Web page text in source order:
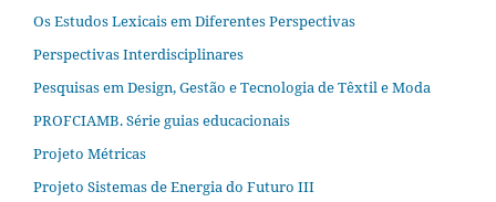
Os Estudos Lexicais em Diferentes Perspectivas
Perspectivas Interdisciplinares
Pesquisas em Design, Gestão e Tecnologia de Têxtil e Moda
PROFCIAMB. Série guias educacionais
Projeto Métricas
Projeto Sistemas de Energia do Futuro III